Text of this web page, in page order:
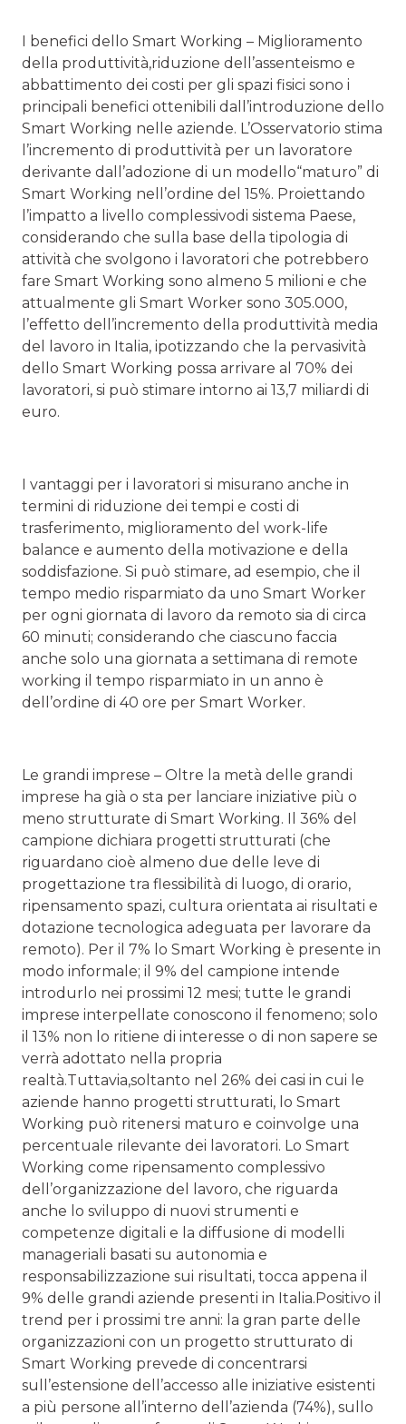
I benefici dello Smart Working – Miglioramento
della produttività,riduzione dell’assenteismo e
abbattimento dei costi per gli spazi fisici sono i
principali benefici ottenibili dall’introduzione dello
Smart Working nelle aziende. L’Osservatorio stima
l’incremento di produttività per un lavoratore
derivante dall’adozione di un modello“maturo” di
Smart Working nell’ordine del 15%. Proiettando
l’impatto a livello complessivodi sistema Paese,
considerando che sulla base della tipologia di
attività che svolgono i lavoratori che potrebbero
fare Smart Working sono almeno 5 milioni e che
attualmente gli Smart Worker sono 305.000,
l’effetto dell’incremento della produttività media
del lavoro in Italia, ipotizzando che la pervasività
dello Smart Working possa arrivare al 70% dei
lavoratori, si può stimare intorno ai 13,7 miliardi di
euro.
I vantaggi per i lavoratori si misurano anche in
termini di riduzione dei tempi e costi di
trasferimento, miglioramento del work-life
balance e aumento della motivazione e della
soddisfazione. Si può stimare, ad esempio, che il
tempo medio risparmiato da uno Smart Worker
per ogni giornata di lavoro da remoto sia di circa
60 minuti; considerando che ciascuno faccia
anche solo una giornata a settimana di remote
working il tempo risparmiato in un anno è
dell’ordine di 40 ore per Smart Worker.
Le grandi imprese – Oltre la metà delle grandi
imprese ha già o sta per lanciare iniziative più o
meno strutturate di Smart Working. Il 36% del
campione dichiara progetti strutturati (che
riguardano cioè almeno due delle leve di
progettazione tra flessibilità di luogo, di orario,
ripensamento spazi, cultura orientata ai risultati e
dotazione tecnologica adeguata per lavorare da
remoto). Per il 7% lo Smart Working è presente in
modo informale; il 9% del campione intende
introdurlo nei prossimi 12 mesi; tutte le grandi
imprese interpellate conoscono il fenomeno; solo
il 13% non lo ritiene di interesse o di non sapere se
verrà adottato nella propria
realtà.Tuttavia,soltanto nel 26% dei casi in cui le
aziende hanno progetti strutturati, lo Smart
Working può ritenersi maturo e coinvolge una
percentuale rilevante dei lavoratori. Lo Smart
Working come ripensamento complessivo
dell’organizzazione del lavoro, che riguarda
anche lo sviluppo di nuovi strumenti e
competenze digitali e la diffusione di modelli
manageriali basati su autonomia e
responsabilizzazione sui risultati, tocca appena il
9% delle grandi aziende presenti in Italia.Positivo il
trend per i prossimi tre anni: la gran parte delle
organizzazioni con un progetto strutturato di
Smart Working prevede di concentrarsi
sull’estensione dell’accesso alle iniziative esistenti
a più persone all’interno dell’azienda (74%), sullo